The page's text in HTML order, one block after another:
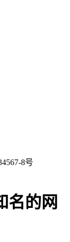
8号
名的网